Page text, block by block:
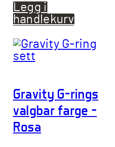
Legg i
handlekurv
Gravity G-rings
valgbar farge –
Rosa